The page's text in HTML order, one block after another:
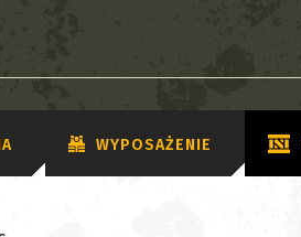
WYPOSAŻENIE